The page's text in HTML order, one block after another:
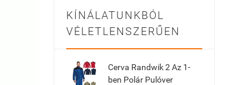
KÍNÁLATUNKBÓL
VÉLETLENSZERŰEN
Cerva Randwik 2 Az 1-
ben Polár Pulóver